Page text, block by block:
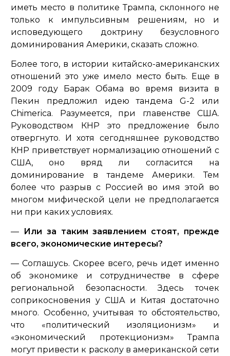
иметь место в политике Трампа, склонного не
только к импульсивным решениям, но и
исповедующего доктрину безусловного
доминирования Америки, сказать сложно.
Более того, в истории китайско-американских
отношений это уже имело место быть. Еще в
2009 году Барак Обама во время визита в
Пекин предложил идею тандема G-2 или
Chimerica. Разумеется, при главенстве США.
Руководством КНР это предложение было
отвергнуто. И хотя сегодняшнее руководство
КНР приветствует нормализацию отношений с
США, оно вряд ли согласится на
доминирование в тандеме Америки. Тем
более что разрыв с Россией во имя этой во
многом мифической цели не предполагается
ни при каких условиях.
— Или за таким заявлением стоят, прежде
всего, экономические интересы?
— Соглашусь. Скорее всего, речь идет именно
об экономике и сотрудничестве в сфере
региональной безопасности. Здесь точек
соприкосновения у США и Китая достаточно
много. Особенно, учитывая то обстоятельство,
что «политический изоляционизм» и
«экономический протекционизм» Трампа
могут привести к расколу в американской сети